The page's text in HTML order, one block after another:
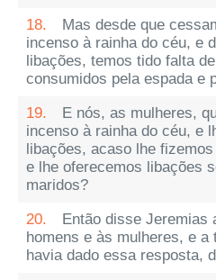
18.
Mas desde que
incenso à rainha do céu, e
libações, temos tido falta
consumidos pela espada e
19.
E nós, as mulheres,
incenso à rainha do céu, e
libações, acaso lhe
e lhe oferecemos libações
maridos?
20.
Então disse Jeremias
homens e às mulheres, e a
havia dado essa resposta,